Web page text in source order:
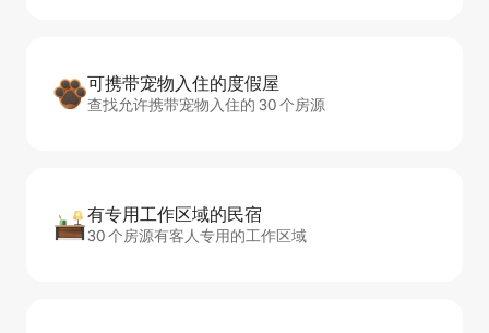
可携带宠物入住的度假屋
查找允许携带宠物入住的 30 个房源
有专用工作区域的民宿
30 个房源有客人专用的工作区域